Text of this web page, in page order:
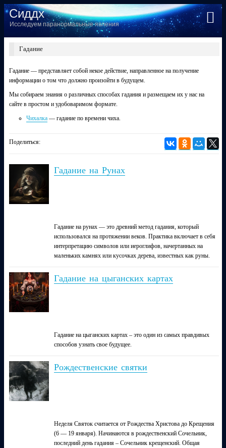
Сиддх
Исследуем паранормальные явления
Гадание
Гадание — представляет собой некое действие, направленное на получение
информации о том что должно произойти в будущем.
Мы собираем знания о различных способах гадания и размещаем их у нас на
сайте в простом и удобоваримом формате.
Чихалка— гадание по времени чиха.
Поделиться:
Гадание на Рунах
Гадание на рунах — это древний метод гадания, который
использовался на протяжении веков. Практика включает в себя
интерпретацию символов или иероглифов, начертанных на
маленьких камнях или кусочках дерева, известных как руны.
Гадание на цыганских картах
Гадание на цыганских картах – это один из самых правдивых
способов узнать свое будущее.
Рождественские святки
Неделя Святок считается от Рождества Христова до Крещения
(6 — 19 января). Начинаются в рождественский Сочельник,
последний день гадания – Сочельник крещенский. Общая